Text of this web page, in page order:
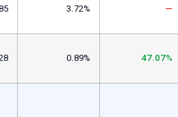
—
3.72%
47.07%
0.89%